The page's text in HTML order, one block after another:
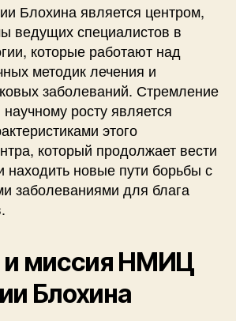
Блохина является центром,
ведущих специалистов в
которые работают над
методик лечения и
заболеваний. Стремление
росту является
этого
который продолжает вести
находить новые пути борьбы с
заболеваниями для блага
и миссия НМИЦ
Блохина